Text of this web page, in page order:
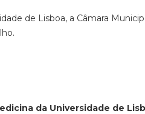
de Lisboa, a Câmara
da Universidade de